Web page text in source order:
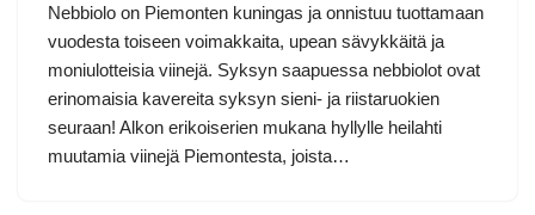
Nebbiolo on Piemonten kuningas ja onnistuu tuottamaan
vuodesta toiseen voimakkaita, upean sävykkäitä ja
moniulotteisia viinejä. Syksyn saapuessa nebbiolot ovat
erinomaisia kavereita syksyn sieni- ja riistaruokien
seuraan! Alkon erikoiserien mukana hyllylle heilahti
muutamia viinejä Piemontesta, joista…